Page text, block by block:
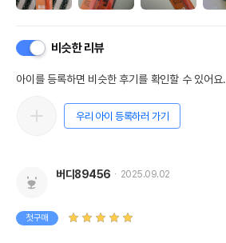
비슷한 리뷰
아이를 등록하면 비슷한 후기를 확인할 수 있어요.
우리 아이 등록하러 가기
버디89456 2025.09.02
첫구매